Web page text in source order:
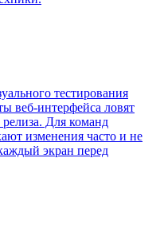
тестирования
веб-интерфейса ловят
релиза. Для команд
изменения часто и не
экран перед